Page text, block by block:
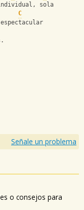
sola
C
Señale un problema
o consejos para